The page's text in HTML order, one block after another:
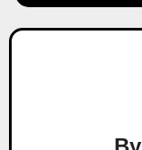
r